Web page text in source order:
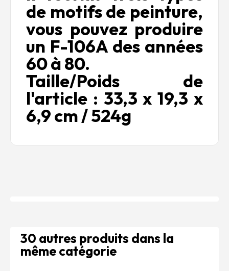
de motifs de peinture,
vous pouvez produire
un F-106A des années
60 à 80.
Taille/Poids de
l'article : 33,3 x 19,3 x
6,9 cm / 524g
30 autres produits dans la
même catégorie